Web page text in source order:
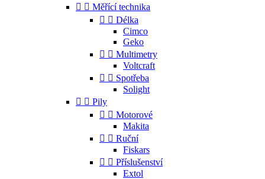
  Měřící technika
  Délka
Cimco
Geko
  Multimetry
Voltcraft
  Spotřeba
Solight
  Pily
  Motorové
Makita
  Ruční
Fiskars
  Příslušenství
Extol